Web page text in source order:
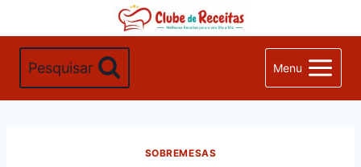
Conteúdo
Pesquisar Menu
SOBREMESAS